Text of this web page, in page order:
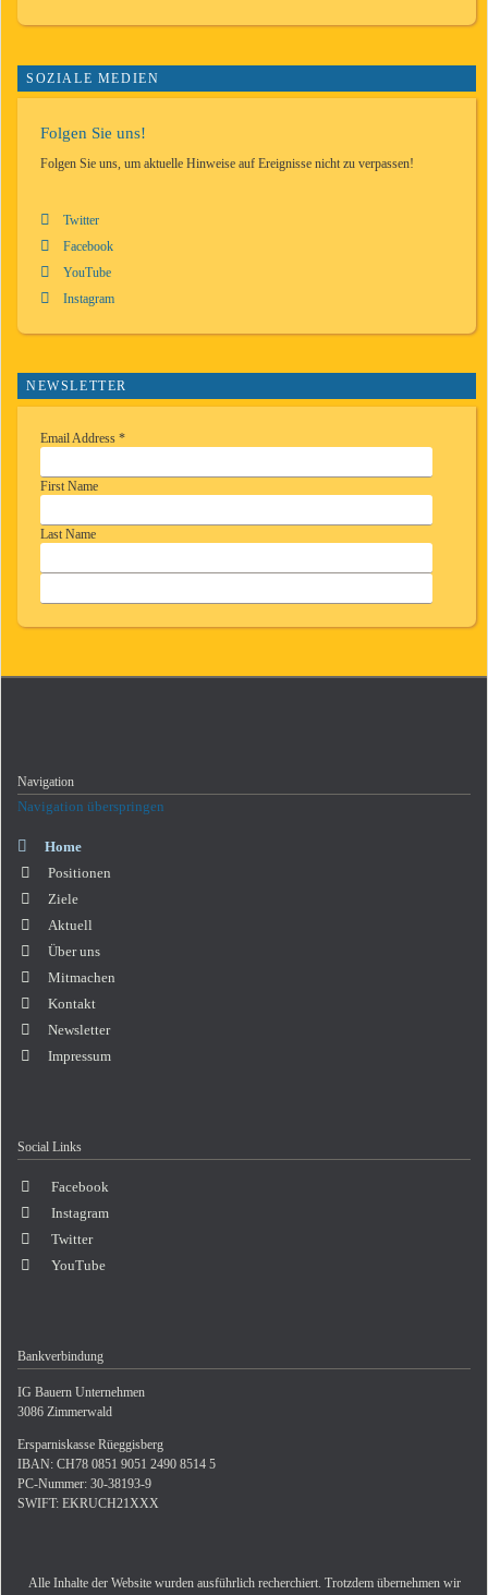
SOZIALE MEDIEN
Folgen Sie uns!
Folgen Sie uns, um aktuelle Hinweise auf Ereignisse nicht zu verpassen!
Twitter
Facebook
YouTube
Instagram
NEWSLETTER
Email Address*
First Name
Last Name
Navigation
Navigation überspringen
Home
Positionen
Ziele
Aktuell
Über uns
Mitmachen
Kontakt
Newsletter
Impressum
Social Links
Facebook
Instagram
Twitter
YouTube
Bankverbindung
IG Bauern Unternehmen
3086 Zimmerwald
Ersparniskasse Rüeggisberg
IBAN: CH78 0851 9051 2490 8514 5
PC-Nummer: 30-38193-9
SWIFT: EKRUCH21XXX
Alle Inhalte der Website wurden ausführlich recherchiert. Trotzdem übernehmen wir